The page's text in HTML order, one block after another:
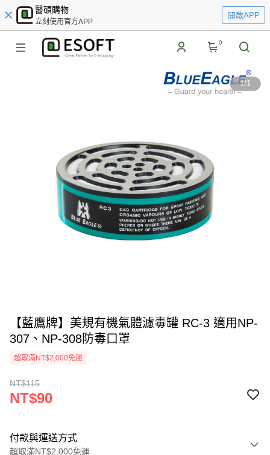
醫碩購物
立刻使用官方APP
開啟APP
0
1/1
【藍鷹牌】美規有機氣體濾毒罐 RC-3 適用NP-
307、NP-308防毒口罩
超取滿NT$2,000免運
NT$115
NT$90
付款與運送方式
超取滿NT$2,000免運